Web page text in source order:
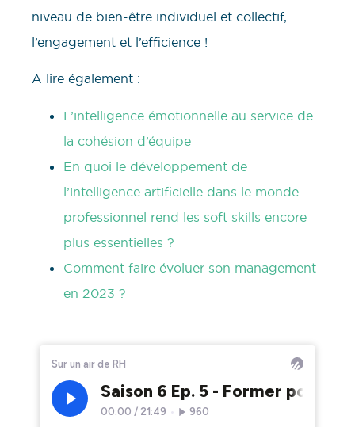
niveau de bien-être individuel et collectif,
l’engagement et l’efficience !
A lire également :
L’intelligence émotionnelle au service de
la cohésion d’équipe
En quoi le développement de
l’intelligence artificielle dans le monde
professionnel rend les soft skills encore
plus essentielles ?
Comment faire évoluer son management
en 2023 ?